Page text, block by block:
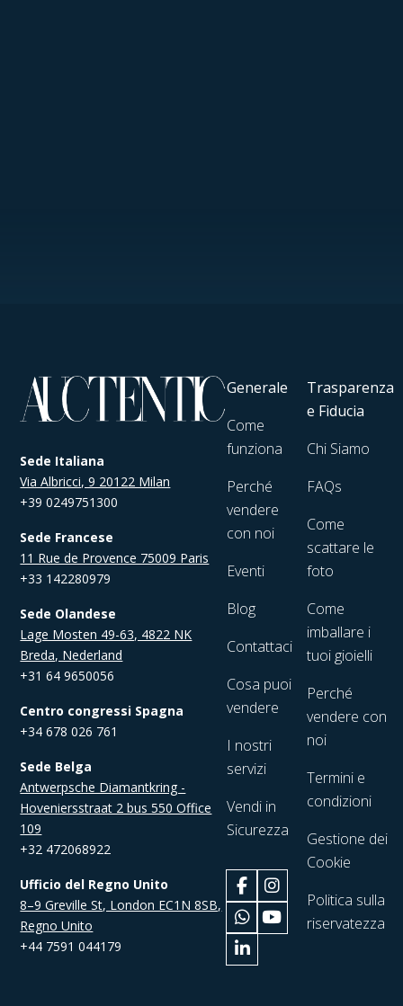
Sede Italiana
Via Albricci, 9 20122 Milan
+39 0249751300
Sede Francese
11 Rue de Provence 75009 Paris
+33 142280979
Sede Olandese
Lage Mosten 49-63, 4822 NK
Breda, Nederland
+31 64 9650056
Centro congressi Spagna
+34 678 026 761
Sede Belga
Antwerpsche Diamantkring -
Hoveniersstraat 2 bus 550 Office
109
+32 472068922
Ufficio del Regno Unito
8–9 Greville St, London EC1N 8SB,
Regno Unito
+44 7591 044179
Generale
Come
funziona
Perché
vendere
con noi
Eventi
Blog
Contattaci
Cosa puoi
vendere
I nostri
servizi
Vendi in
Sicurezza
Trasparenza
e Fiducia
Chi Siamo
FAQs
Come
scattare le
foto
Come
imballare i
tuoi gioielli
Perché
vendere con
noi
Termini e
condizioni
Gestione dei
Cookie
Politica sulla
riservatezza